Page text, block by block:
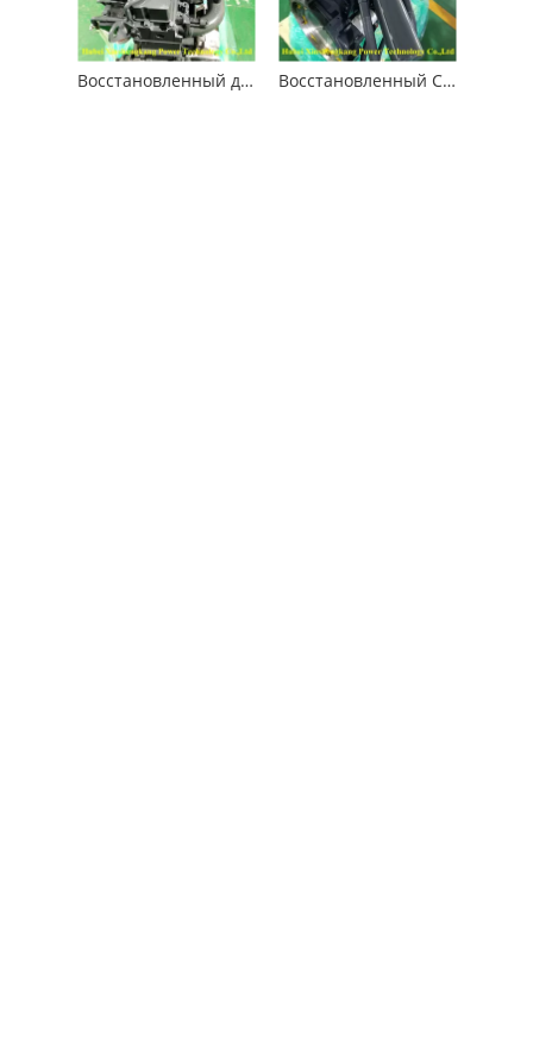
Восстановленный двигатель Komatsu SAA6D114E-2 для строительного оборудования Восстановленный Cummins QSC8.3 Двигатель для строительных машин